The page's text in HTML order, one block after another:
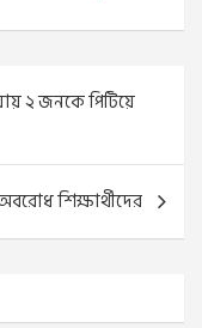
২ জনকে পিটিয়ে
শিক্ষার্থীদের